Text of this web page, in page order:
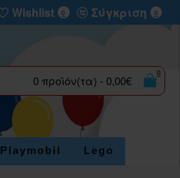
Wishlist 0 Σύγκριση 0
0 προϊόν(τα) - 0,00€
0
Playmobil Lego